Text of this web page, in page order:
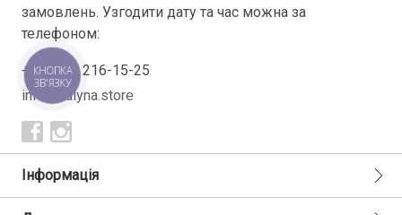
замовлень. Узгодити дату та час можна за
телефоном:
+38(098) 216-15-25
info@kalyna.store
Інформація
КНОПКА
ЗВ'ЯЗКУ